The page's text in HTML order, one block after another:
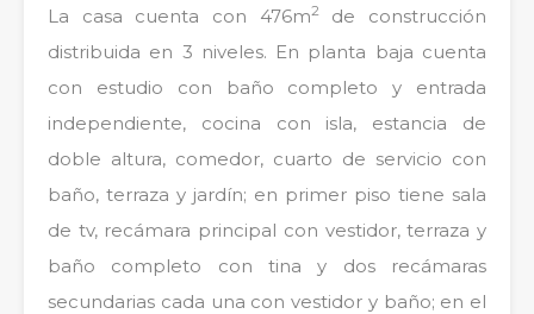
La casa cuenta con 476m2de construcción
distribuida en 3 niveles. En planta baja cuenta
con estudio con baño completo y entrada
independiente, cocina con isla, estancia de
doble altura, comedor, cuarto de servicio con
baño, terraza y jardín; en primer piso tiene sala
de tv, recámara principal con vestidor, terraza y
baño completo con tina y dos recámaras
secundarias cada una con vestidor y baño; en el